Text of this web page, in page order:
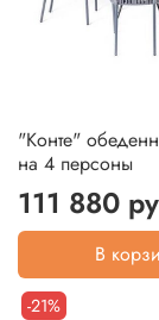
"Конте"
на 4 персоны
111 880
В
-21%